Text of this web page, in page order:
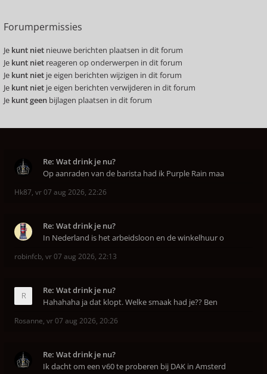
Forumpermissies
Je kunt niet nieuwe berichten plaatsen in dit forum
Je kunt niet reageren op onderwerpen in dit forum
Je kunt niet je eigen berichten wijzigen in dit forum
Je kunt niet je eigen berichten verwijderen in dit forum
Je kunt geen bijlagen plaatsen in dit forum
Re: Wat drink je nu?
Op aanraden van de barista had ik Purple Rain maa
Hk87, vr 07 aug 2026, 22:26
Re: Wat drink je nu?
In Nederland is het arbeidsloon en de winkelhuur o
robinfcb, vr 07 aug 2026, 22:13
Re: Wat drink je nu?
Hahahaha ja dat klopt. Welke smaak had je?? Ben
Rosanne, vr 07 aug 2026, 20:26
Re: Wat drink je nu?
Ik dacht om een v60 te proberen bij DAK in Amsterd